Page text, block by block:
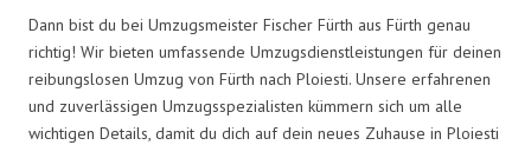
Dann bist du bei Umzugsmeister Fischer Fürth aus Fürth genau
richtig! Wir bieten umfassende Umzugsdienstleistungen für deinen
reibungslosen Umzug von Fürth nach Ploiesti. Unsere erfahrenen
und zuverlässigen Umzugsspezialisten kümmern sich um alle
wichtigen Details, damit du dich auf dein neues Zuhause in Ploiesti